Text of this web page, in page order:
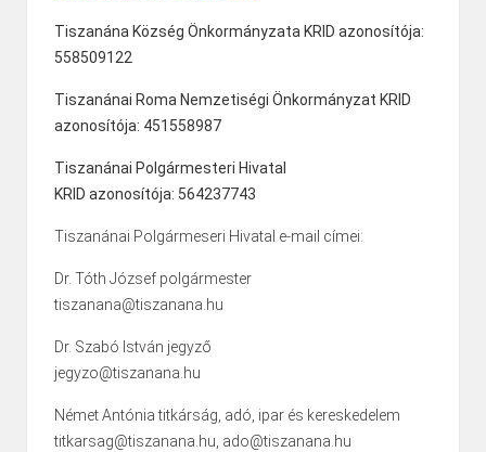
Tiszanána Község Önkormányzata KRID azonosítója:
558509122
Tiszanánai Roma Nemzetiségi Önkormányzat KRID
azonosítója: 451558987
Tiszanánai Polgármesteri Hivatal
KRID azonosítója: 564237743
Tiszanánai Polgármeseri Hivatal e-mail címei:
Dr. Tóth József polgármester
tiszanana@tiszanana.hu
Dr. Szabó István jegyző
jegyzo@tiszanana.hu
Német Antónia titkárság, adó, ipar és kereskedelem
titkarsag@tiszanana.hu, ado@tiszanana.hu